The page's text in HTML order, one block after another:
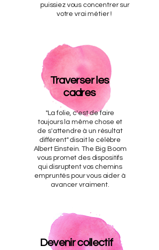
puissiez vous concentrer sur
votre vrai métier !
"La folie, c'est de faire
toujours la même chose et
de s'attendre à un résultat
différent" disait le célèbre
Albert Einstein. The Big Boom
vous promet des dispositifs
qui disruptent vos chemins
empruntés pour vous aider à
avancer vraiment.
Traverser les
cadres
Devenir collectif